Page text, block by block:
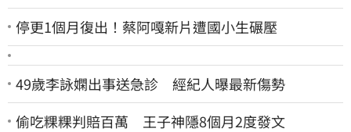
停更1個月復出！蔡阿嘎新片遭國小生碾壓
49歲李詠嫻出事送急診 經紀人曝最新傷勢
偷吃粿粿判賠百萬 王子神隱8個月2度發文